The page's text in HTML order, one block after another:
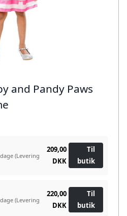
and Pandy Paws
(Levering
209,00
DKK
Til
butik
(Levering
220,00
DKK
Til
butik